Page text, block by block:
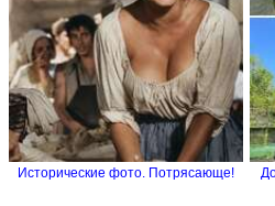
Исторические фото. Потрясающе!